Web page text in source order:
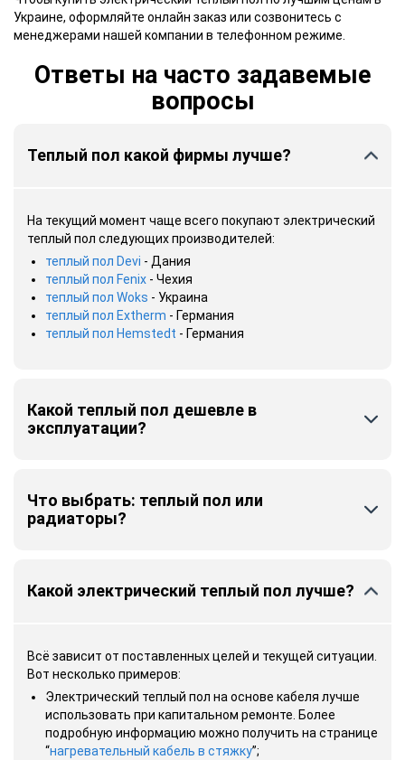
Украине, оформляйте онлайн заказ или созвонитесь с
менеджерами нашей компании в телефонном режиме.
Ответы на часто задавемые
вопросы
Теплый пол какой фирмы лучше?
На текущий момент чаще всего покупают электрический
теплый пол следующих производителей:
теплый пол Devi - Дания
теплый пол Fenix - Чехия
теплый пол Woks - Украина
теплый пол Extherm - Германия
теплый пол Hemstedt - Германия
Какой теплый пол дешевле в
эксплуатации?
Что выбрать: теплый пол или
радиаторы?
Какой электрический теплый пол лучше?
Всё зависит от поставленных целей и текущей ситуации.
Вот несколько примеров:
Электрический теплый пол на основе кабеля лучше
использовать при капитальном ремонте. Более
подробную информацию можно получить на странице
“нагревательный кабель в стяжку”;